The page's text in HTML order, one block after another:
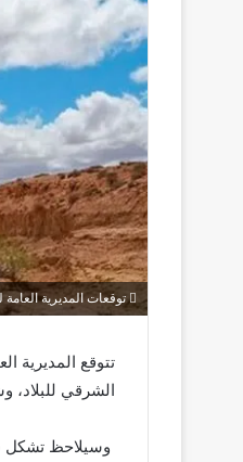
توقعات المديرية
تتوقع المديرية
الشرقي للبلاد،
وسيلاحظ تشكل